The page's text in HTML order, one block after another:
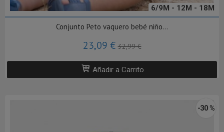
6/9M - 12M - 18M
Conjunto Peto vaquero bebé niño...
23,09 €32,99 €
Añadir a Carrito
-30 %